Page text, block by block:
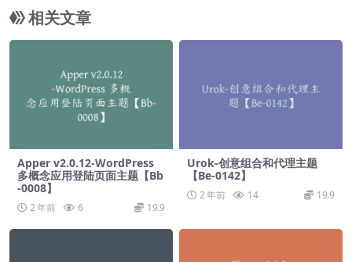
相关文章
Apper v2.0.12-WordPress
多概念应用登陆页面主题【Bb
-0008】
2 年前 6 19.9
Urok-创意组合和代理主题
【Be-0142】
2 年前 14 19.9